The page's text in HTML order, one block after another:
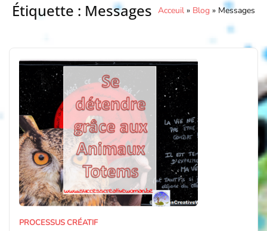
Étiquette : Messages Acceuil » Blog » Messages
PROCESSUS CRÉATIF